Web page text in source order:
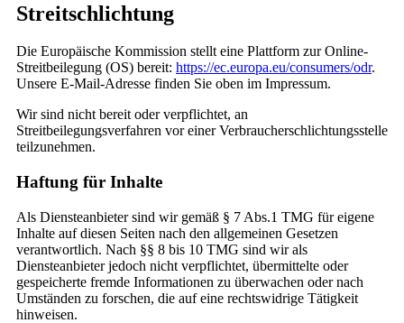
Streitschlichtung
Die Europäische Kommission stellt eine Plattform zur Online-
Streitbeilegung (OS) bereit: https://ec.europa.eu/consumers/odr.
Unsere E-Mail-Adresse finden Sie oben im Impressum.
Wir sind nicht bereit oder verpflichtet, an
Streitbeilegungsverfahren vor einer Verbraucherschlichtungsstelle
teilzunehmen.
Haftung für Inhalte
Als Diensteanbieter sind wir gemäß § 7 Abs.1 TMG für eigene
Inhalte auf diesen Seiten nach den allgemeinen Gesetzen
verantwortlich. Nach §§ 8 bis 10 TMG sind wir als
Diensteanbieter jedoch nicht verpflichtet, übermittelte oder
gespeicherte fremde Informationen zu überwachen oder nach
Umständen zu forschen, die auf eine rechtswidrige Tätigkeit
hinweisen.